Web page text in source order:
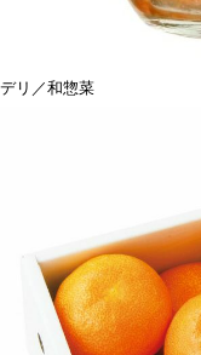
デリ／和惣菜